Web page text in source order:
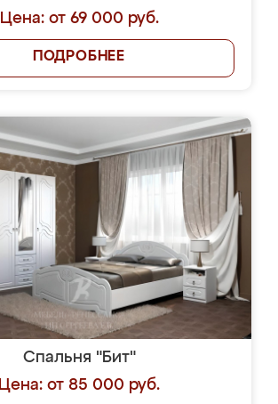
Цена: от 69 000 руб.
ПОДРОБНЕЕ
Спальня "Бит"
Цена: от 85 000 руб.